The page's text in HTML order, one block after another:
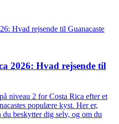
2026: Hvad rejsende til
niveau 2 for Costa Rica efter et
populære kyst. Her er,
beskytter dig selv, og om du